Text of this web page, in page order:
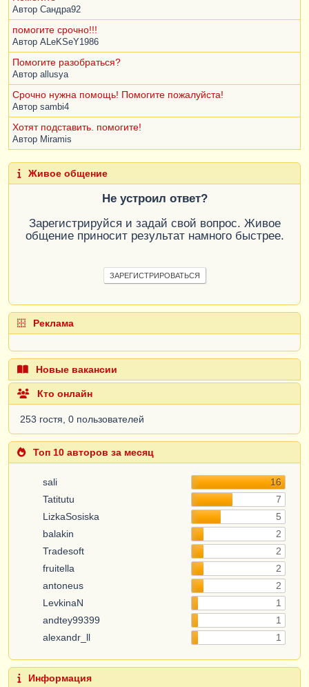
Автор Сандра92
помогите срочно!!!
Автор ALeKSeY1986
Помогите разобраться?
Автор allusya
Срочно нужна помощь! Помогите пожалуйста!
Автор sambi4
Хотят подставить. помогите!
Автор Miramis
Живое общение
Не устроил ответ?
Зарегистрируйся и задай свой вопрос. Живое
общение приносит результат намного быстрее.
ЗАРЕГИСТРИРОВАТЬСЯ
Реклама
Новые вакансии
Кто онлайн
253 гостя, 0 пользователей
Топ 10 авторов за месяц
sali
16
Tatitutu
7
LizkaSosiska
5
balakin
2
Tradesoft
2
fruitella
2
antoneus
2
LevkinaN
1
andtey99399
1
alexandr_ll
1
Информация